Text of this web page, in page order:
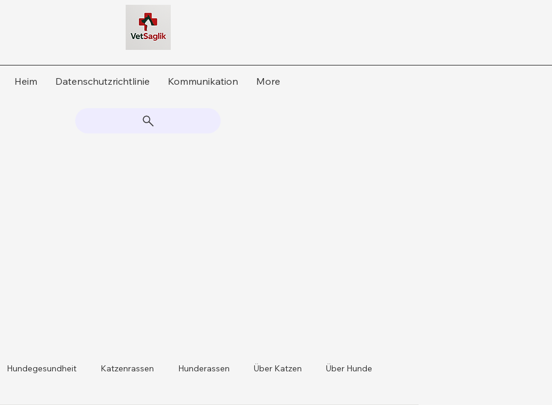
Heim Datenschutzrichtlinie Kommunikation More
Hundegesundheit Katzenrassen Hunderassen Über Katzen Über Hunde